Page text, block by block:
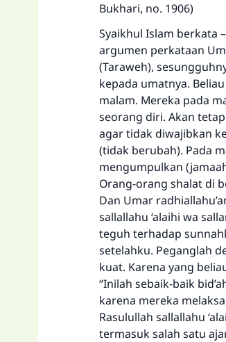
Bukhari, no. 1906)
Syaikhul Islam berkata
argumen perkataan
(Taraweh),
kepada umatnya.
malam. Mereka pada
seorang diri. Akan
agar tidak diwajibkan
(tidak berubah). Pada
mengumpulkan
Orang-orang shalat di
Dan Umar
sallallahu ‘alaihi wa
teguh terhadap
setelahku. Peganglah
kuat. Karena yang
“Inilah sebaik-baik
karena mereka
Rasulullah sallallahu
termasuk salah satu